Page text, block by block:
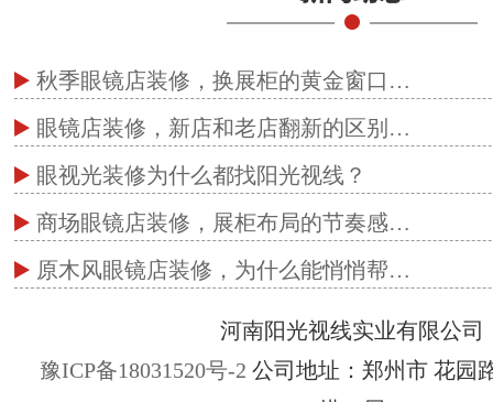
秋季眼镜店装修，换展柜的黄金窗口…
眼镜店装修，新店和老店翻新的区别…
眼视光装修为什么都找阳光视线？
商场眼镜店装修，展柜布局的节奏感…
原木风眼镜店装修，为什么能悄悄帮…
河南阳光视线实业有限公司
豫ICP备18031520号-2 公司地址：郑州市 花园